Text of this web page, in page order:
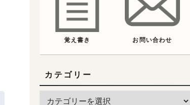
覚え書き お問い合わせ
カテゴリー